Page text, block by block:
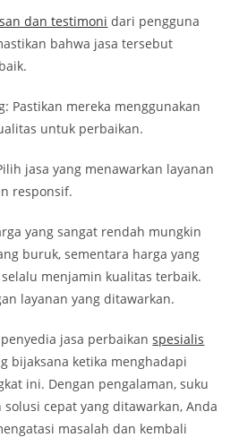
dan testimoni dari pengguna
bahwa jasa tersebut
Pastikan mereka menggunakan
untuk perbaikan.
jasa yang menawarkan layanan
responsif.
yang sangat rendah mungkin
buruk, sementara harga yang
menjamin kualitas terbaik.
layanan yang ditawarkan.
jasa perbaikanspesialis
bijaksana ketika menghadapi
ini. Dengan pengalaman, suku
cepat yang ditawarkan, Anda
masalah dan kembali